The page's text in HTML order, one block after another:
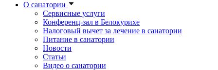
О санатории
Сервисные услуги
Конференц-зал в Белокурихе
Налоговый вычет за лечение в санатории
Питание в санатории
Новости
Статьи
Видео о санатории